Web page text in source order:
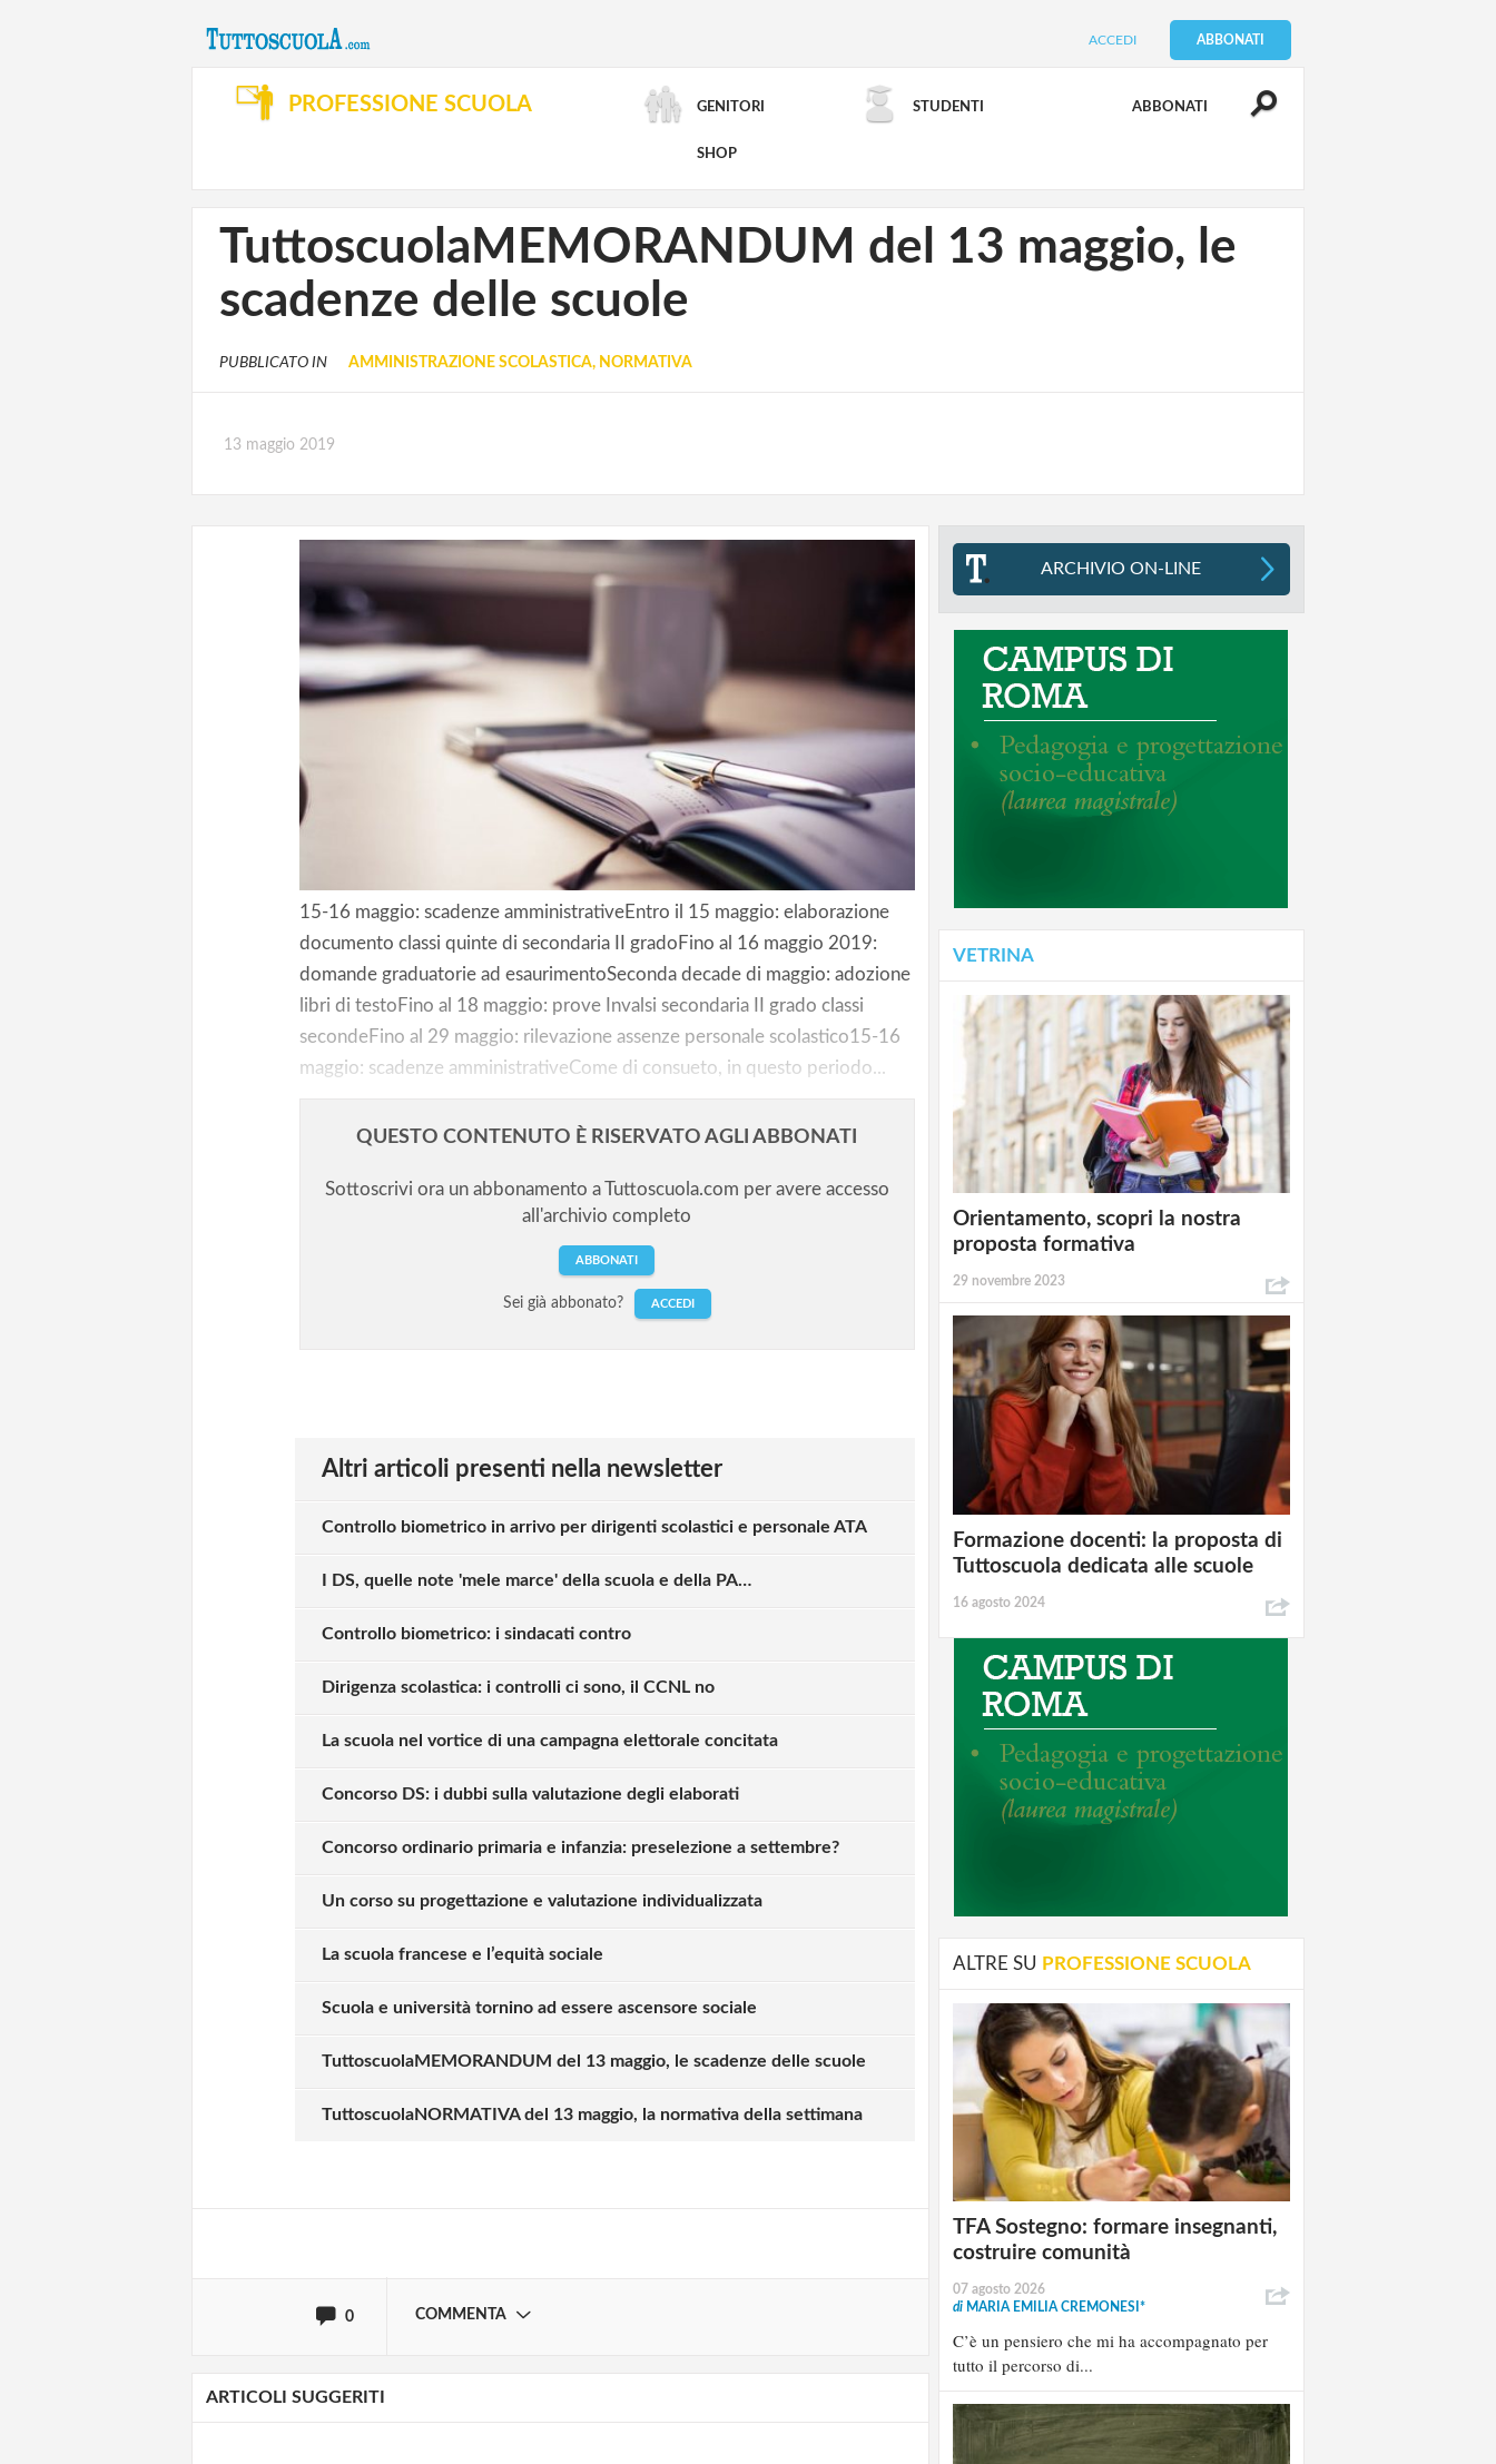
ACCEDI ABBONATI
PROFESSIONE SCUOLA GENITORI STUDENTI ABBONATI
SHOP
RICERCA AVANZATA
TuttoscuolaMEMORANDUM del 13 maggio, le
scadenze delle scuole
PUBBLICATO IN AMMINISTRAZIONE SCOLASTICA, NORMATIVA
13 maggio 2019
15-16 maggio: scadenze amministrativeEntro il 15 maggio: elaborazione
documento classi quinte di secondaria II gradoFino al 16 maggio 2019:
domande graduatorie ad esaurimentoSeconda decade di maggio: adozione
libri di testoFino al 18 maggio: prove Invalsi secondaria II grado classi
secondeFino al 29 maggio: rilevazione assenze personale scolastico15-16
maggio: scadenze amministrativeCome di consueto, in questo periodo...
QUESTO CONTENUTO È RISERVATO AGLI ABBONATI
Sottoscrivi ora un abbonamento a Tuttoscuola.com per avere accesso
all'archivio completo
ABBONATI
Sei già abbonato? ACCEDI
Altri articoli presenti nella newsletter
Controllo biometrico in arrivo per dirigenti scolastici e personale ATA
I DS, quelle note 'mele marce' della scuola e della PA…
Controllo biometrico: i sindacati contro
Dirigenza scolastica: i controlli ci sono, il CCNL no
La scuola nel vortice di una campagna elettorale concitata
Concorso DS: i dubbi sulla valutazione degli elaborati
Concorso ordinario primaria e infanzia: preselezione a settembre?
Un corso su progettazione e valutazione individualizzata
La scuola francese e l’equità sociale
Scuola e università tornino ad essere ascensore sociale
TuttoscuolaMEMORANDUM del 13 maggio, le scadenze delle scuole
TuttoscuolaNORMATIVA del 13 maggio, la normativa della settimana
0 COMMENTA
Solo gli utenti registrati possono commentare!
ARTICOLI SUGGERITI
ARCHIVIO ON-LINE
VETRINA
Orientamento, scopri la nostra
proposta formativa
29 novembre 2023
Formazione docenti: la proposta di
Tuttoscuola dedicata alle scuole
16 agosto 2024
ALTRE SU PROFESSIONE SCUOLA
TFA Sostegno: formare insegnanti,
costruire comunità
07 agosto 2026
di MARIA EMILIA CREMONESI*
C’è un pensiero che mi ha accompagnato per
tutto il percorso di...